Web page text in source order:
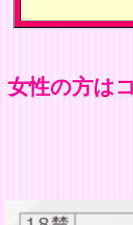
女性の方は